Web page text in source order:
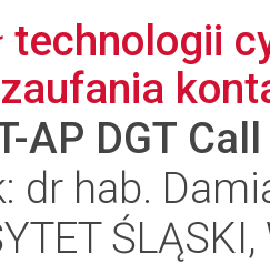
technologii
AP DGT
dr hab.